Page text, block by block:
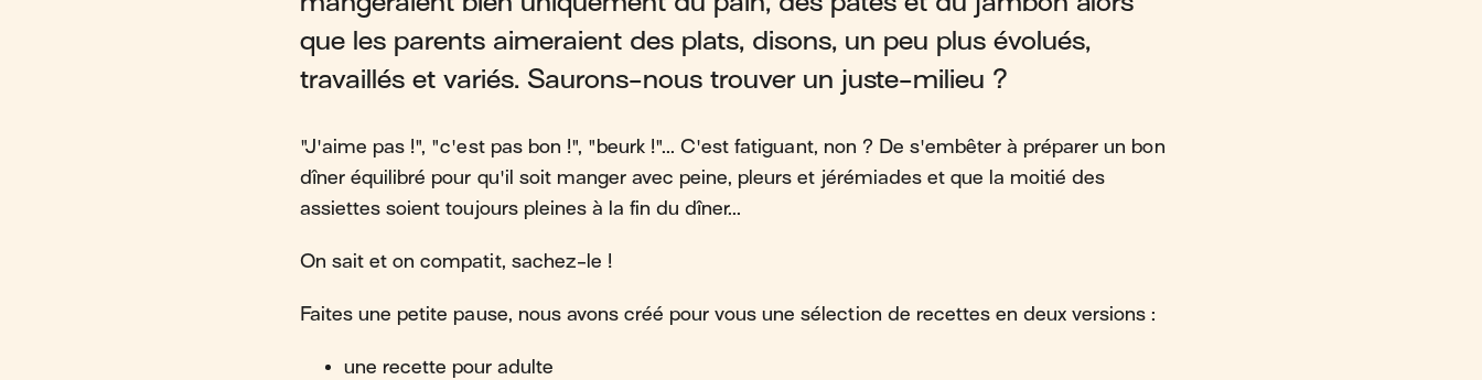
que les parents aimeraient des plats, disons, un peu plus évolués,
travaillés et variés. Saurons-nous trouver un juste-milieu ?
"J'aime pas !", "c'est pas bon !", "beurk !"... C'est fatiguant, non ? De s'embêter à préparer un bon
dîner équilibré pour qu'il soit manger avec peine, pleurs et jérémiades et que la moitié des
assiettes soient toujours pleines à la fin du dîner...
On sait et on compatit, sachez-le !
Faites une petite pause, nous avons créé pour vous une sélection de recettes en deux versions :
une recette pour adulte